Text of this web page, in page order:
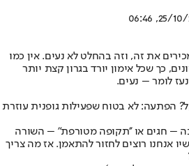
25/10/
את זה, וזה בהחלט לא נעים. אין כמו
כך שכל אימון יורד בגרון קצת יותר
לומר – נעים.
הפתעה: לא בטוח שפעילות גופנית עוזרת
– חגים או ''תקופה מטורפת" – השורה
אנחנו רוצים לחזור להתאמן. אז מה צריך